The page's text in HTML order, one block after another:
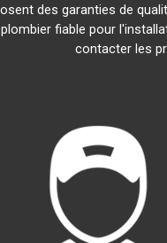
des garanties de
fiable pour
contacter les